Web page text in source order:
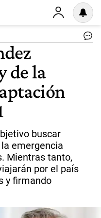
de la
buscar
emergencia
Mientras tanto,
por el país
y firmando